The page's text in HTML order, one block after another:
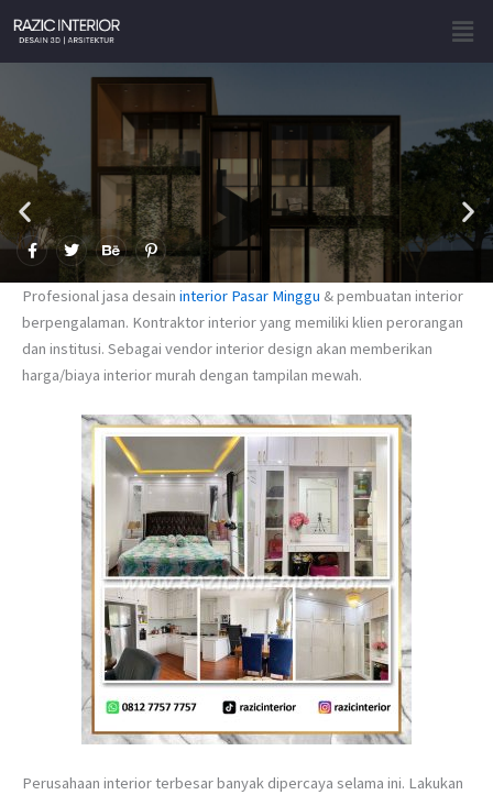
content
F
a
e
b
o
k
f
T
w
t
t
e
r
B
e
h
a
n
c
P
i
n
t
e
r
s
-
Profesional jasa desain interior Pasar Minggu & pembuatan interior
berpengalaman. Kontraktor interior yang memiliki klien perorangan
dan institusi. Sebagai vendor interior design akan memberikan
harga/biaya interior murah dengan tampilan mewah.
Perusahaan interior terbesar banyak dipercaya selama ini. Lakukan